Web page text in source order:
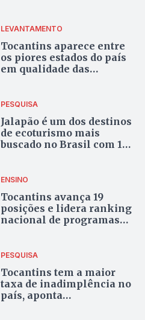
LEVANTAMENTO
Tocantins aparece entre
os piores estados do país
em qualidade das
nacional
PESQUISA
Jalapão é um dos destinos
de ecoturismo mais
buscado no Brasil com 116
ENSINO
Tocantins avança 19
posições e lidera ranking
nacional de programas
PESQUISA
Tocantins tem a maior
taxa de inadimplência no
país, aponta